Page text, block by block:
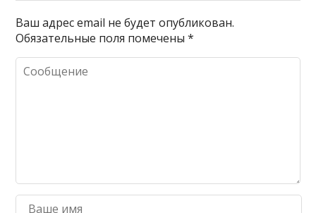
Ваш адрес email не будет опубликован.
Обязательные поля помечены*